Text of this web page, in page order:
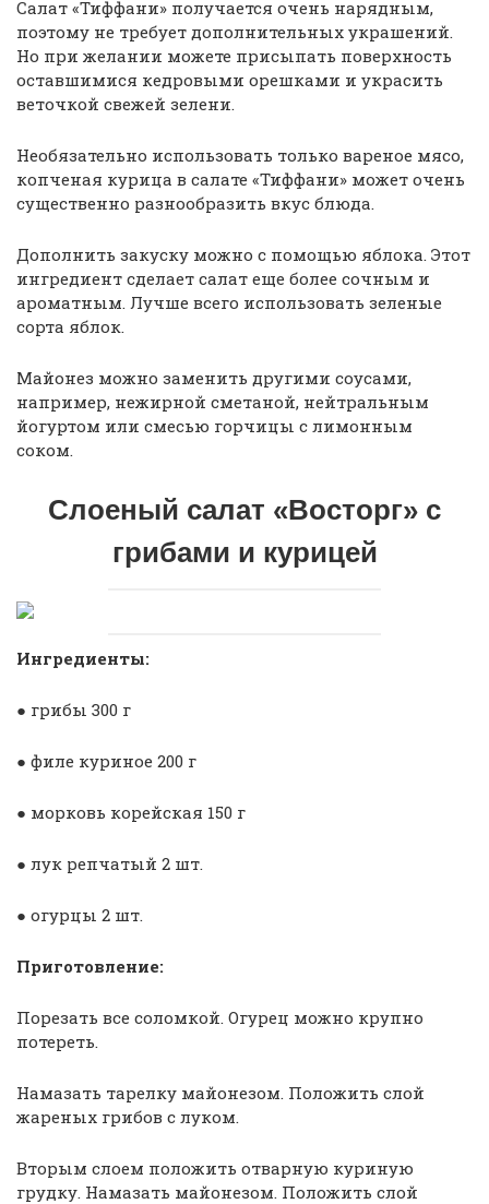
Салат «Тиффани» получается очень нарядным,
поэтому не требует дополнительных украшений.
Но при желании можете присыпать поверхность
оставшимися кедровыми орешками и украсить
веточкой свежей зелени.
Необязательно использовать только вареное мясо,
копченая курица в салате «Тиффани» может очень
существенно разнообразить вкус блюда.
Дополнить закуску можно с помощью яблока. Этот
ингредиент сделает салат еще более сочным и
ароматным. Лучше всего использовать зеленые
сорта яблок.
Майонез можно заменить другими соусами,
например, нежирной сметаной, нейтральным
йогуртом или смесью горчицы с лимонным
соком.
Слоеный салат «Восторг» с
грибами и курицей
Ингредиенты:
● грибы 300 г
● филе куриное 200 г
● морковь корейская 150 г
● лук репчатый 2 шт.
● огурцы 2 шт.
Приготовление:
Порезать все соломкой. Огурец можно крупно
потереть.
Намазать тарелку майонезом. Положить слой
жареных грибов с луком.
Вторым слоем положить отварную куриную
грудку. Намазать майонезом. Положить слой